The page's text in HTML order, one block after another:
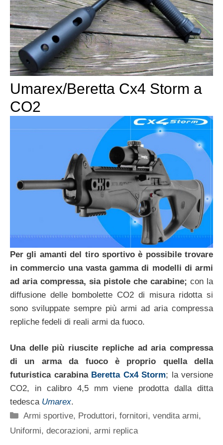
Umarex/Beretta Cx4 Storm a
CO2
Per gli amanti del tiro sportivo è possibile trovare
in commercio una vasta gamma di modelli di armi
ad aria compressa, sia pistole che carabine; con la
diffusione delle bombolette CO2 di misura ridotta si
sono sviluppate sempre più armi ad aria compressa
repliche fedeli di reali armi da fuoco.
Una delle più riuscite repliche ad aria compressa
di un arma da fuoco è proprio quella della
futuristica carabina Beretta Cx4 Storm; la versione
CO2, in calibro 4,5 mm viene prodotta dalla ditta
tedesca Umarex.
Categorie
Armi sportive, Produttori, fornitori, vendita armi,
Uniformi, decorazioni, armi replica